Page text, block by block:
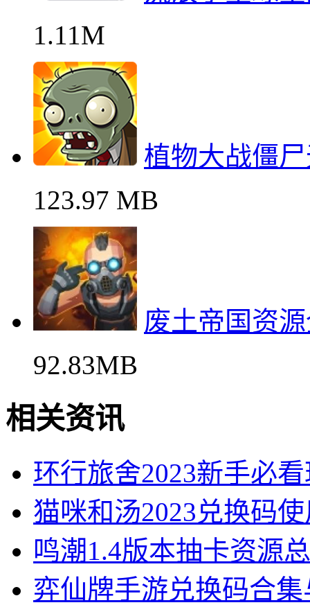
1.11M
植物大战僵
123.97 MB
废土帝国资
92.83MB
相关资讯
环行旅舍2023新手必
猫咪和汤2023兑换码
鸣潮1.4版本抽卡资源
弈仙牌手游兑换码合